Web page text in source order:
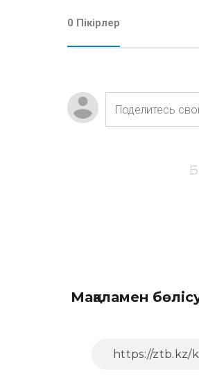
0 Пікірлер
Мақаламен